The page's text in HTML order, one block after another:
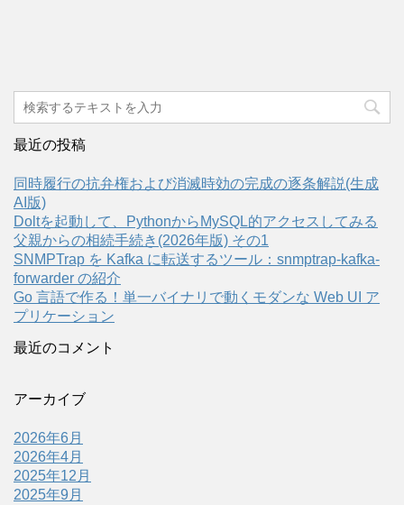
最近の投稿
同時履行の抗弁権および消滅時効の完成の逐条解説(生成
AI版)
Doltを起動して、PythonからMySQL的アクセスしてみる
父親からの相続手続き(2026年版) その1
SNMPTrap を Kafka に転送するツール：snmptrap-kafka-
forwarder の紹介
Go 言語で作る！単一バイナリで動くモダンな Web UI ア
プリケーション
最近のコメント
アーカイブ
2026年6月
2026年4月
2025年12月
2025年9月